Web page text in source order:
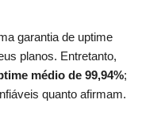
garantia de uptime
planos. Entretanto,
médio de 99,94%;
quanto afirmam.